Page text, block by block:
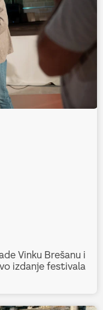
Vinku Brešanu i
izdanje festivala